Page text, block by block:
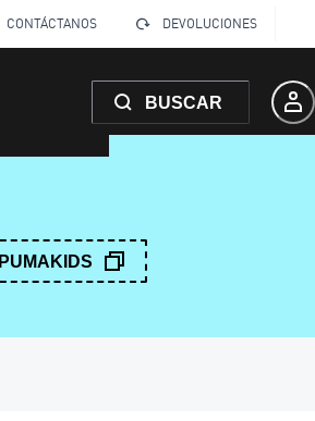
CONTÁCTANOS DEVOLUCIONES
BUSCAR
PUMAKIDS